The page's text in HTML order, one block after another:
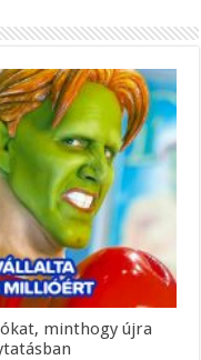
minthogy újra